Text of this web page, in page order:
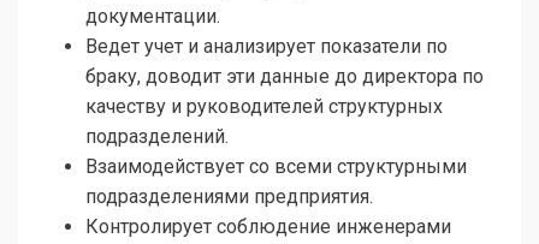
документации.
Ведет учет и анализирует показатели по
браку, доводит эти данные до директора по
качеству и руководителей структурных
подразделений.
Взаимодействует со всеми структурными
подразделениями предприятия.
Контролирует соблюдение инженерами